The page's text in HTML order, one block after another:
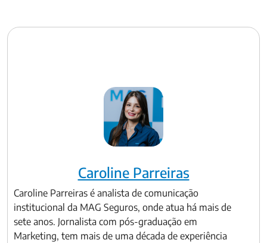
Caroline Parreiras
Caroline Parreiras é analista de comunicação
institucional da MAG Seguros, onde atua há mais de
sete anos. Jornalista com pós-graduação em
Marketing, tem mais de uma década de experiência